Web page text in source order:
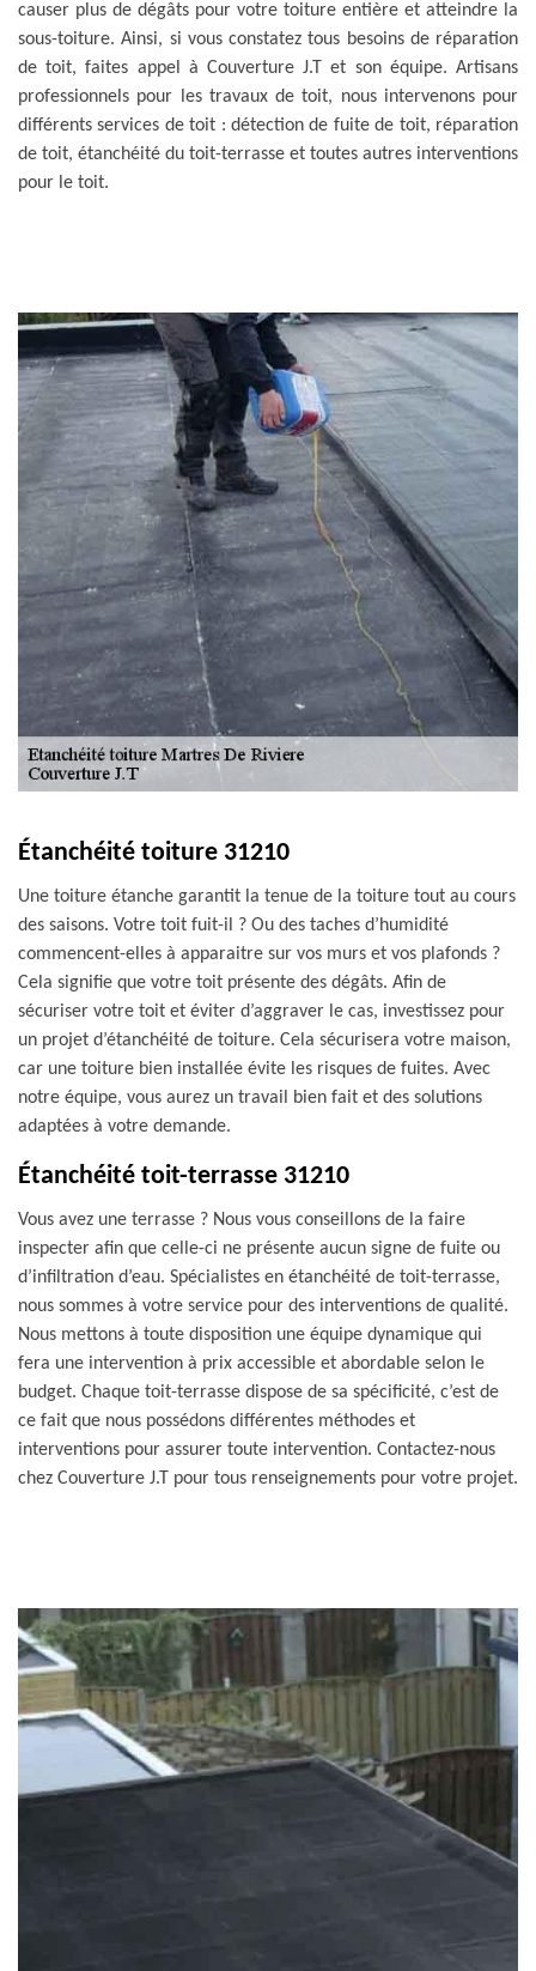
causer plus de dégâts pour votre toiture entière et atteindre la
sous-toiture. Ainsi, si vous constatez tous besoins de réparation
de toit, faites appel à Couverture J.T et son équipe. Artisans
professionnels pour les travaux de toit, nous intervenons pour
différents services de toit : détection de fuite de toit, réparation
de toit, étanchéité du toit-terrasse et toutes autres interventions
pour le toit.
Étanchéité toiture 31210
Une toiture étanche garantit la tenue de la toiture tout au cours
des saisons. Votre toit fuit-il ? Ou des taches d’humidité
commencent-elles à apparaitre sur vos murs et vos plafonds ?
Cela signifie que votre toit présente des dégâts. Afin de
sécuriser votre toit et éviter d’aggraver le cas, investissez pour
un projet d’étanchéité de toiture. Cela sécurisera votre maison,
car une toiture bien installée évite les risques de fuites. Avec
notre équipe, vous aurez un travail bien fait et des solutions
adaptées à votre demande.
Étanchéité toit-terrasse 31210
Vous avez une terrasse ? Nous vous conseillons de la faire
inspecter afin que celle-ci ne présente aucun signe de fuite ou
d’infiltration d’eau. Spécialistes en étanchéité de toit-terrasse,
nous sommes à votre service pour des interventions de qualité.
Nous mettons à toute disposition une équipe dynamique qui
fera une intervention à prix accessible et abordable selon le
budget. Chaque toit-terrasse dispose de sa spécificité, c’est de
ce fait que nous possédons différentes méthodes et
interventions pour assurer toute intervention. Contactez-nous
chez Couverture J.T pour tous renseignements pour votre projet.